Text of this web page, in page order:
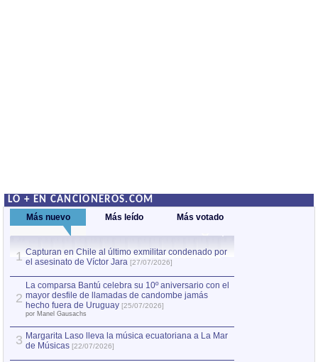
LO + EN CANCIONEROS.COM
Más nuevo Más leído Más votado
1 Capturan en Chile al último exmilitar condenado por
el asesinato de Víctor Jara [27/07/2026]
2
La comparsa Bantú celebra su 10º aniversario con el
mayor desfile de llamadas de candombe jamás
hecho fuera de Uruguay [25/07/2026]
por Manel Gausachs
3 Margarita Laso lleva la música ecuatoriana a La Mar
de Músicas [22/07/2026]